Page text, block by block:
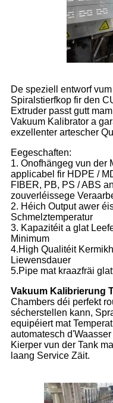
De speziell entworf
Spiralstierfkop fir den
Extruder passt gutt
Vakuum Kalibrator a
exzellenter artescher
Eegeschaften:
1. Onofhängeg vun der
applicabel fir HDPE /
FIBER, PB, PS / ABS
zouverléissege
2. Héich Output awer
Schmelztemperatur
3. Kapazitéit a glat
Minimum
4.High Qualitéit
Liewensdauer
5.Pipe mat kraazfräi
Vakuum Kalibrierung
Chambers déi perfekt
sécherstellen kann,
equipéiert mat
automatesch
Kierper vun der Tank
laang Service Zäit.